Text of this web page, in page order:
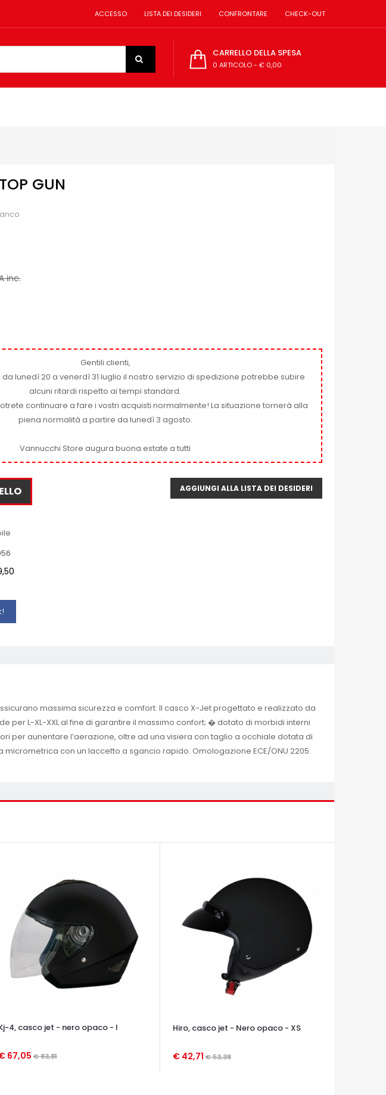
ACCESSO LISTA DEI DESIDERI CONFRONTARE CHECK-OUT
CARRELLO DELLA SPESA
0 ARTICOLO- € 0,00
GUN
inc.
Gentili clienti,
lunedì 20 a venerdì 31 luglio il nostro servizio di spedizione potrebbe subire
alcuni ritardi rispetto ai tempi standard.
continuare a fare i vostri acquisti normalmente! La situazione tornerà alla
piena normalità a partire da lunedì 3 agosto.
Vannucchi Store augura buona estate a tutti
AGGIUNGI ALLA LISTA DEI DESIDERI
massima sicurezza e comfort. Il casco X-Jet progettato e realizzato da
per L-XL-XXL al fine di garantire il massimo confort; � dotato di morbidi interni
per aunentare l’aerazione, oltre ad una visiera con taglio a occhiale dotata di
con un laccetto a sgancio rapido. Omologazione ECE/ONU 2205.
4, casco jet - nero opaco - l
67,05 € 83,81
Hiro, casco jet - Nero opaco - XS
€ 42,71€ 53,38